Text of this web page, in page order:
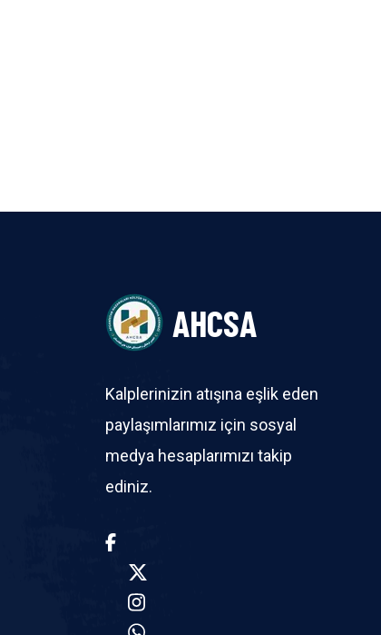
AHCSA
Kalplerinizin atışına eşlik eden
paylaşımlarımız için sosyal
medya hesaplarımızı takip
ediniz.